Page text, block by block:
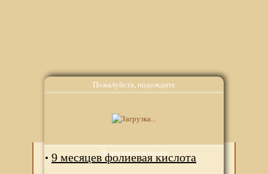
Пожалуйста, подождите
Выполняется поиск
Аналоги
9 месяцев фолиевая кислота